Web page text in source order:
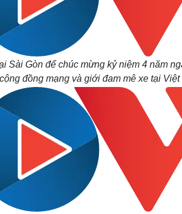
Di sản
Sài Gòn để chúc mừng kỷ niệm 4 năm
đồng mạng và giới đam mê xe tại Việt